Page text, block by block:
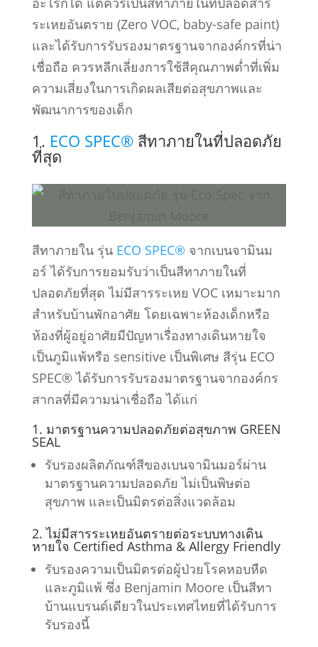
ระเหยอันตราย (Zero VOC, baby-safe paint)
และได้รับการรับรองมาตรฐานจากองค์กรที่น่า
เชื่อถือ ควรหลีกเลี่ยงการใช้สีคุณภาพต่ำที่เพิ่ม
ความเสี่ยงในการเกิดผลเสียต่อสุขภาพและ
พัฒนาการของเด็ก
1. ECO SPEC®สีทาภายในที่ปลอดภัย
ที่สุด
สีทาภายใน รุ่น ECO SPEC® จากเบนจามินม
อร์ ได้รับการยอมรับว่าเป็นสีทาภายในที่
ปลอดภัยที่สุด ไม่มีสารระเหย VOC เหมาะมาก
สำหรับบ้านพักอาศัย โดยเฉพาะห้องเด็กหรือ
ห้องที่ผู้อยู่อาศัยมีปัญหาเรื่องทางเดินหายใจ
เป็นภูมิแพ้หรือ sensitive เป็นพิเศษ สีรุ่น ECO
SPEC® ได้รับการรับรองมาตรฐานจากองค์กร
สากลที่มีความน่าเชื่อถือ ได้แก่
1. มาตรฐานความปลอดภัยต่อสุขภาพ GREEN
SEAL
รับรองผลิตภัณฑ์สีของเบนจามินมอร์ผ่าน
มาตรฐานความปลอดภัย ไม่เป็นพิษต่อ
สุขภาพ และเป็นมิตรต่อสิ่งแวดล้อม
2. ไม่มีสารระเหยอันตรายต่อระบบทางเดิน
หายใจ Certified Asthma & Allergy Friendly
รับรองความเป็นมิตรต่อผู้ป่วยโรคหอบหืด
และภูมิแพ้ ซึ่ง Benjamin Moore เป็นสีทา
บ้านแบรนด์เดียวในประเทศไทยที่ได้รับการ
รับรองนี้